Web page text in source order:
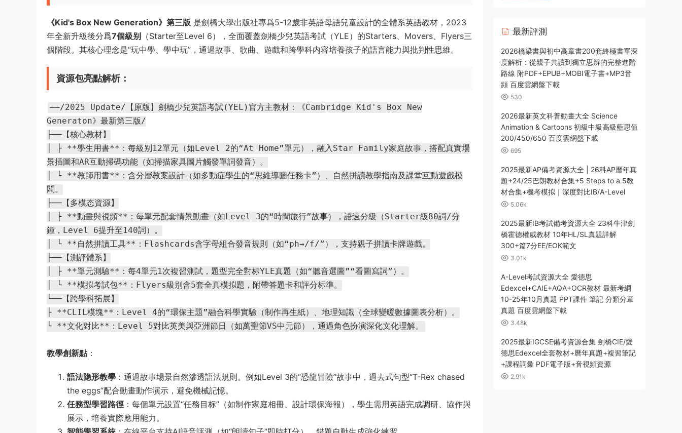
​《Kid's Box New Generation》第三版​ ​ 是劍橋大學出版社專爲5-12歲非英語母語兒童設計的全體系英語教材，2023
年全新升級後分爲​​7個級别​ ​（Starter至Level 6），全面覆蓋劍橋少兒英語考試（YLE）的Starters、Movers、Flyers三
個階段。其核心理念是“玩中學、學中玩”，通過故事、歌曲、遊戲和跨學科内容培養孩子的語言能力與批判性思維。
​資源包亮點解析​​：
——/2025 Update/【原版】劍橋少兒英語考試(YEL)官方主教材：《Cambridge Kid's Box New
Generaton》最新第三版/
├──【核心教材】
│ ├️ **學生用書**：每級别12單元（如Level 2的“At Home”單元），融入Star Family家庭故事，搭配真實場
景插圖和AR互動掃碼功能（如掃描家具圖片觸發單詞發音）。
│ └️ **教師用書**：含分層教案設計（如多動症學生的“思維導圖任務卡”）、自然拼讀教學指南及課堂互動遊戲模
闆。
├──【多模态資源】
│ ├️ **動畫與視頻**：每單元配套情景動畫（如Level 3的“時間旅行”故事），語速分級（Starter級80詞/分
鍾，Level 6提升至140詞）。
│ └️ **自然拼讀工具**：Flashcards含字母組合發音規則（如“ph→/f/”），支持親子拼讀卡牌遊戲。
├──【測評體系】
│ ├️ **單元測驗**：每4單元1次複習測試，題型完全對标YLE真題（如“聽音選圖”“看圖寫詞”）。
│ └️ **模拟考試包**：Flyers級别含5套全真模拟題，附帶答題卡和評分标準。
└──【跨學科拓展】
├️ **CLIL模塊**：Level 4的“環保主題”融合科學實驗（制作再生紙）、地理知識（全球變暖數據圖表分析）。
└️ **文化對比**：Level 5對比英美與亞洲節日（如萬聖節VS中元節），通過角色扮演深化文化理解。
​教學創新點​ ​：
​語法隐形教學​ ​：通過故事場景自然滲透語法規則。例如Level 3的“恐龍冒險”故事中，過去式句型“T-Rex chased
the eggs”配合動畫動作演示，避免機械記憶。
​任務型學習路徑​ ​：每個單元設置“任務目标”（如制作家庭相冊、設計環保海報），學生需用英語完成調研、協作與
展示，培養實際應用能力。
最新評測
2026橋梁書與初中高章書200套終極書單深
度解析：從親子共讀到獨立思辨的完整進階
路線 附PDF+EPUB+MOBI電子書+MP3音
頻 百度雲網盤下載
530
2026最新英文科普動畫大全 Science
Animation & Cartoons 初級中級高級藍思值
200/450/650 百度雲網盤下載
695
2025最新AP備考資源大全 | 26科AP曆年真
題+24/25巴朗教材合集+5 Steps to a 5教
材合集+機考模拟｜深度對比IB/A-Level
5.06k
2025最新IB考試備考資源大全 23科牛津劍
橋霍德權威教材 10年HL/SL真題詳解
300+篇7分EE/EOK範文
3.01k
A-Level考試資源大全 愛德思
Edexcel+CAIE+AQA+OCR教材 最新考綱
10-25年10月真題 PPT課件 筆記 分類分章
真題 百度雲網盤下載
3.48k
2025最新IGCSE備考資源合集 劍橋CIE/愛
德思Edexcel全套教材+曆年真題+複習筆記
+課程詞彙 PDF電子版+音視頻資源
2.91k